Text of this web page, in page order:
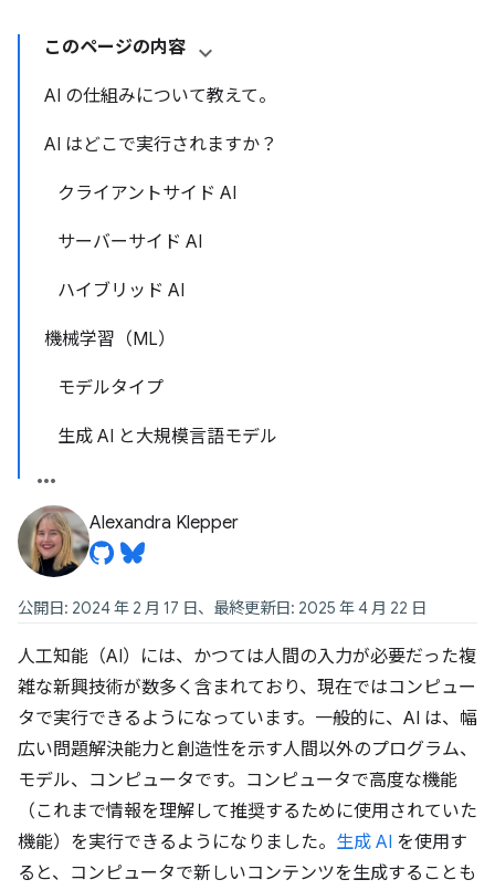
このページの内容
AI の仕組みについて教えて。
AI はどこで実行されますか？
クライアントサイド AI
サーバーサイド AI
ハイブリッド AI
機械学習（ML）
モデルタイプ
生成 AI と大規模言語モデル
Alexandra Klepper
公開日: 2024 年 2 月 17 日、最終更新日: 2025 年 4 月 22 日
人工知能（AI）には、かつては人間の入力が必要だった複
雑な新興技術が数多く含まれており、現在ではコンピュー
タで実行できるようになっています。一般的に、AI は、幅
広い問題解決能力と創造性を示す人間以外のプログラム、
モデル、コンピュータです。コンピュータで高度な機能
（これまで情報を理解して推奨するために使用されていた
機能）を実行できるようになりました。 生成 AI を使用す
ると、コンピュータで新しいコンテンツを生成することも